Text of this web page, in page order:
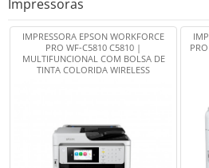
Impressoras
IMPRESSORA EPSON WORKFORCE
PRO WF-C5810 C5810 |
MULTIFUNCIONAL COM BOLSA DE
TINTA COLORIDA WIRELESS